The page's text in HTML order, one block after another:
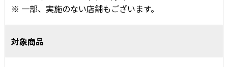
一部、実施のない店舗もございます。
対象商品